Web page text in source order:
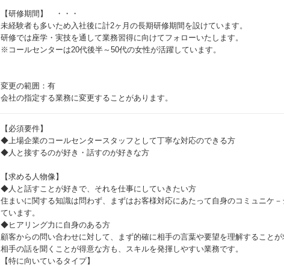
【研修期間】 ・・・
未経験者も多いため入社後に計2ヶ月の長期研修期間を設けています。
研修では座学・実技を通して業務習得に向けてフォローいたします。
※コールセンターは20代後半～50代の女性が活躍しています。
変更の範囲：有
会社の指定する業務に変更することがあります。
【必須要件】
◆上場企業のコールセンタースタッフとして丁寧な対応のできる方
◆人と接するのが好き・話すのが好きな方
【求める人物像】
◆人と話すことが好きで、それを仕事にしていきたい方
住まいに関する知識は問わず、まずはお客様対応にあたって自身のコミュニケ
ています。
◆ヒアリング力に自身のある方
顧客からの問い合わせに対して、まず的確に相手の言葉や要望を理解することが
相手の話を聞くことが得意な方も、スキルを発揮しやすい業務です。
【特に向いているタイプ】